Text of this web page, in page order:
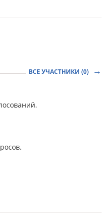
ВСЕ УЧАСТНИКИ (0)